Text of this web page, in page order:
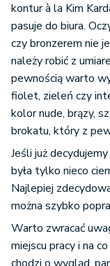
kontur à la Kim
pasuje do biura.
czy bronzerem nie
należy robić z
pewnością warto
fiolet, zieleń czy
kolor nude, brązy,
brokatu, który z
Jeśli już
była tylko nieco
Najlepiej
można szybko
Warto zwracać
miejscu pracy i na